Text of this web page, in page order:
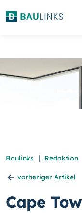
Baulinks | Redaktion
vorheriger Artikel
Cape